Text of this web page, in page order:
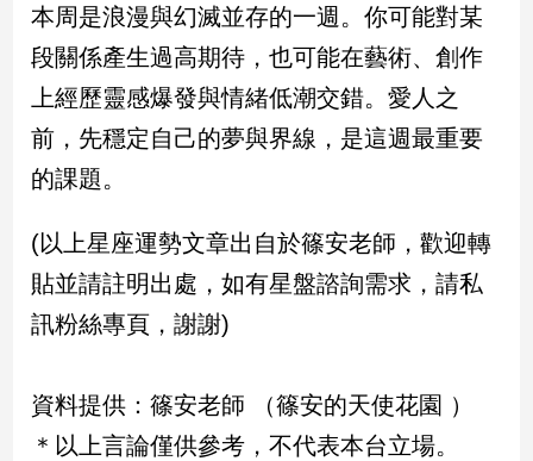
投
稿
區
【我
觀
點】
本周是浪漫與幻滅並存的一週。你可能對某
段關係產生過高期待，也可能在藝術、創作
上經歷靈感爆發與情緒低潮交錯。愛人之
前，先穩定自己的夢與界線，是這週最重要
的課題。
(以上星座運勢文章出自於篠安老師，歡迎轉
貼並請註明出處，如有星盤諮詢需求，請私
訊粉絲專頁，謝謝)
資料提供：篠安老師 （篠安的天使花園 ）
＊以上言論僅供參考，不代表本台立場。